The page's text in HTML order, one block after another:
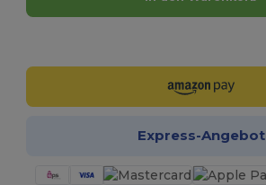
Express-Angebot